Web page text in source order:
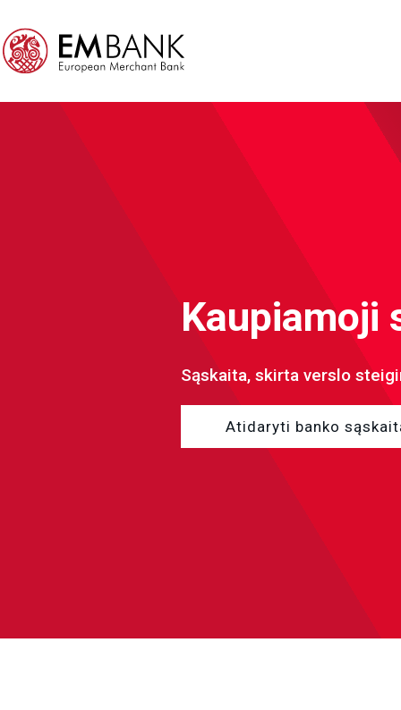
Kaupiamoji
Sąskaita, skirta verslo
Atidaryti banko